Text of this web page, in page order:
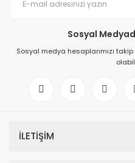
Sosyal
Sosyal medya hesaplarımızı
İLETİŞİM